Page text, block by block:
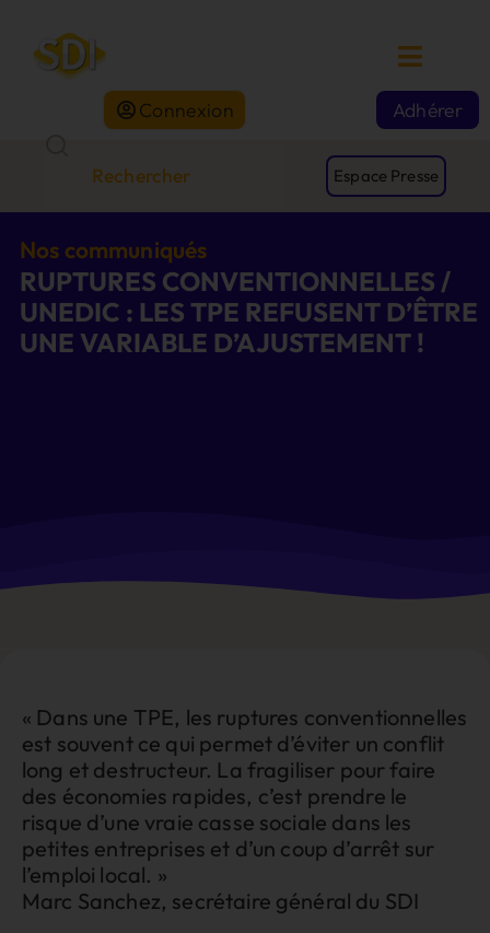
Connexion Adhérer
Espace Presse
Nos communiqués
RUPTURES CONVENTIONNELLES /
UNEDIC : LES TPE REFUSENT D’ÊTRE
UNE VARIABLE D’AJUSTEMENT !
« Dans une TPE, les ruptures conventionnelles
est souvent ce qui permet d’éviter un conflit
long et destructeur. La fragiliser pour faire
des économies rapides, c’est prendre le
risque d’une vraie casse sociale dans les
petites entreprises et d’un coup d’arrêt sur
l’emploi local. »
Marc Sanchez, secrétaire général du SDI